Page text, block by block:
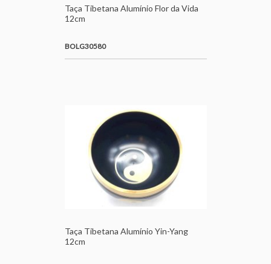
Taça Tibetana Alumínio Flor da Vida
12cm
BOLG30580
Taça Tibetana Alumínio Yin-Yang
12cm